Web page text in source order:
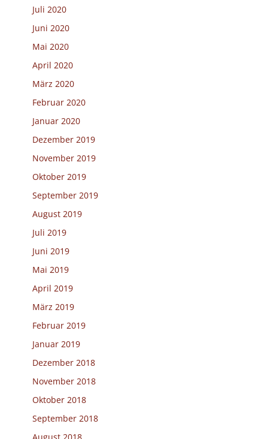
Juli 2020
Juni 2020
Mai 2020
April 2020
März 2020
Februar 2020
Januar 2020
Dezember 2019
November 2019
Oktober 2019
September 2019
August 2019
Juli 2019
Juni 2019
Mai 2019
April 2019
März 2019
Februar 2019
Januar 2019
Dezember 2018
November 2018
Oktober 2018
September 2018